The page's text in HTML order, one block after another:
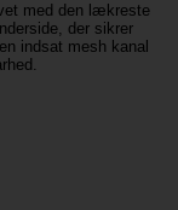
med den lækreste
der sikrer
indsat mesh kanal